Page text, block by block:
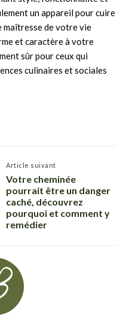
un appareil pour cuire
maîtresse de votre vie
et caractère à votre
sûr pour ceux qui
culinaires et sociales
Article suivant
Votre cheminée
pourrait être un danger
caché, découvrez
pourquoi et comment y
remédier